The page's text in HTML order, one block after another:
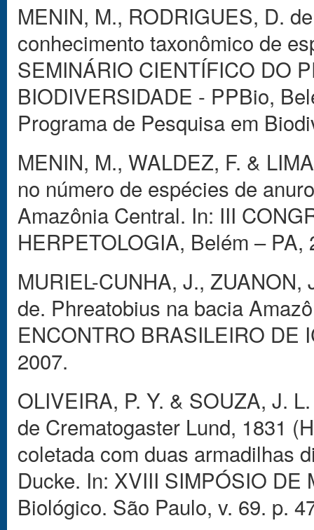
MENIN, M., RODRIGUES, D.
conhecimento taxonômico de
SEMINÁRIO CIENTÍFICO DO
BIODIVERSIDADE - PPBio,
Programa de Pesquisa em
MENIN, M., WALDEZ, F. &
no número de espécies de
Amazônia Central. In: III
HERPETOLOGIA, Belém – PA,
MURIEL-CUNHA, J.,
de. Phreatobius na bacia
ENCONTRO BRASILEIRO DE
2007.
OLIVEIRA, P. Y. & SOUZA, J.
de Crematogaster Lund, 1831
coletada com duas armadilhas
Ducke. In: XVIII SIMPÓSIO DE
Biológico. São Paulo, v. 69. p.